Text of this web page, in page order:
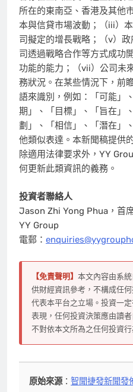
所在的東南亞、香港及其他
本與信貸市場波動；（iii）
司擬定的增長戰略；（v）
司透過戰略合作等方式成功
功能的能力；（vii）公司未
務狀況。在某些情況下，前
語來識別，例如：「可能」
期」、「目標」、「旨在」
劃」、「相信」、「潛在」
他類似表達。本新聞稿提供
除適用法律要求外，YY
何更新此類資訊的義務。
投資者聯絡人
Jason Zhi Yong Phua，首
YY Group
電郵：
【免責聲明】 本文內容由系
供財經資訊參考，不構成任
代表本平台之立場。投資一
表現，任何投資決策應由讀
不對依本文所為之任何投資行
原始來源：智聞捷發新聞發